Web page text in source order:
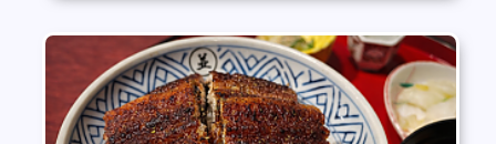
1일 버스투어 오사카 나라 & 고베 버스투어 교토
아라시야마·고베·아리마온천 버스투어 오사카
교토 아라시야마 일일 버스투어 고베 버스투어
아리마온천·롯코산전망대·메리켄파크 이용 전
한 끼를 선물해 줍니다. 가자고 투어 추천 포인트
난바 야스카 신사를 방문할 계획이 있다면 함께
들르기 좋은 식당입니다.번화가의 북적임에서
잠시 벗어나, 차분한 분위기 속에서 소바와